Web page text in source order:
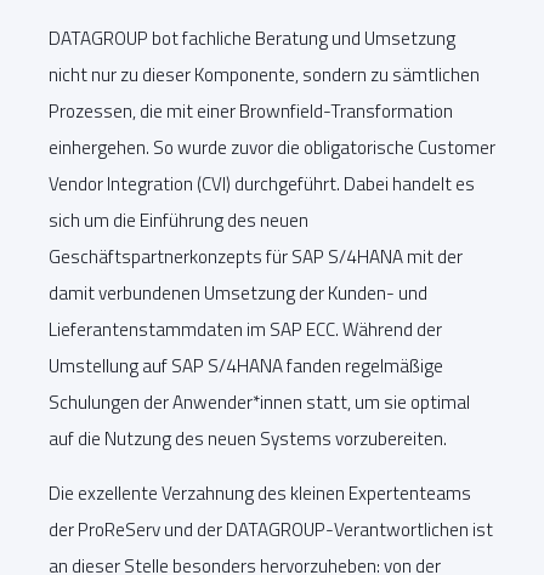
DATAGROUP bot fachliche Beratung und Umsetzung
nicht nur zu dieser Komponente, sondern zu sämtlichen
Prozessen, die mit einer Brownfield-Transformation
einhergehen. So wurde zuvor die obligatorische Customer
Vendor Integration (CVI) durchgeführt. Dabei handelt es
sich um die Einführung des neuen
Geschäftspartnerkonzepts für SAP S/4HANA mit der
damit verbundenen Umsetzung der Kunden- und
Lieferantenstammdaten im SAP ECC. Während der
Umstellung auf SAP S/4HANA fanden regelmäßige
Schulungen der Anwender*innen statt, um sie optimal
auf die Nutzung des neuen Systems vorzubereiten.
Die exzellente Verzahnung des kleinen Expertenteams
der ProReServ und der DATAGROUP-Verantwortlichen ist
an dieser Stelle besonders hervorzuheben: von der